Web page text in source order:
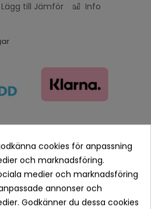
Lägg till Jämför Info
checkout
2 dagar med spårbar frakt
cookies för anpassning
och marknadsföring.
medier och marknadsföring
annonser och
Godkänner du dessa cookies